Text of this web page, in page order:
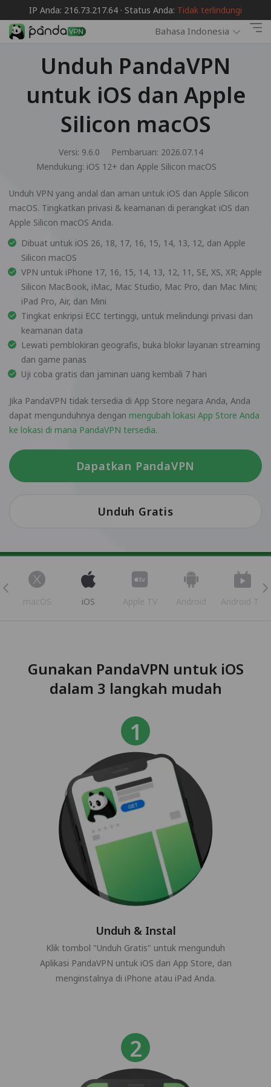
IP Anda: 216.73.217.64 · Status Anda: Tidak terlindungi
Bahasa Indonesia
Unduh PandaVPN
untuk iOS dan Apple
Silicon macOS
Versi: 9.6.0
Pembaruan: 2026.07.14
Mendukung: iOS 12+ dan Apple Silicon macOS
Unduh VPN yang andal dan aman untuk iOS dan Apple Silicon
macOS. Tingkatkan privasi & keamanan di perangkat iOS dan
Apple Silicon macOS Anda.
Dibuat untuk iOS 26, 18, 17, 16, 15, 14, 13, 12, dan Apple
Silicon macOS
VPN untuk iPhone 17, 16, 15, 14, 13, 12, 11, SE, XS, XR; Apple
Silicon MacBook, iMac, Mac Studio, Mac Pro, dan Mac Mini;
iPad Pro, Air, dan Mini
Tingkat enkripsi ECC tertinggi, untuk melindungi privasi dan
keamanan data
Lewati pemblokiran geografis, buka blokir layanan streaming
dan game panas
Uji coba gratis dan jaminan uang kembali 7 hari
Jika PandaVPN tidak tersedia di App Store negara Anda, Anda
dapat mengunduhnya dengan mengubah lokasi App Store Anda
ke lokasi di mana PandaVPN tersedia.
Dapatkan PandaVPN
Unduh Gratis
macOS iOS Apple TV Android Android TV
Gunakan PandaVPN untuk iOS
dalam 3 langkah mudah
Unduh & Instal
Klik tombol "Unduh Gratis" untuk mengunduh
Aplikasi PandaVPN untuk iOS dari App Store, dan
menginstalnya di iPhone atau iPad Anda.